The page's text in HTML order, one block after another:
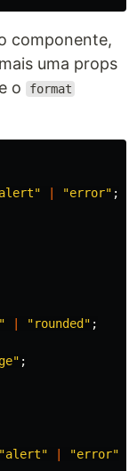
componente,
uma props
o
format
alert" "error" ;
" "rounded " ;
" ;
"alert" "error"